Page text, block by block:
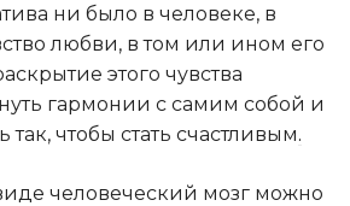
ни было в человеке, в
любви, в том или ином его
этого чувства
гармонии с самим собой и
чтобы стать счастливым.
человеческий мозг можно